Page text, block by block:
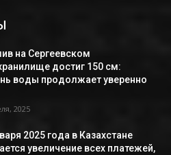
на Сергеевском
достиг 150 см:
воды продолжает уверенно
2025
2025 года в Казахстане
увеличение всех платежей,